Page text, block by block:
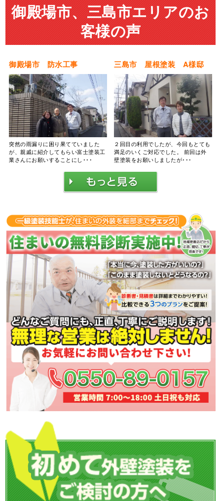
御殿場市、三島市エリアのお
客様の声
御殿場市 防水工事
突然の雨漏りに困り果てていました
が、親戚に紹介してもらい富士塗装工
業さんにお願いすることにし･･･
三島市 屋根塗装 A様邸
２回目の利用でしたが、今回もとても
満足のいくご対応でした。 前回は外
壁塗装をお願いしましたが･･･